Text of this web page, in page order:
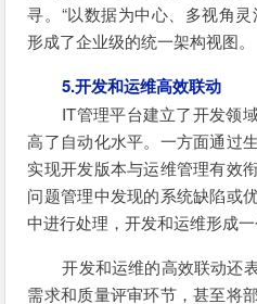
寻。“以数据为中心、多视角灵
形成了企业级的统一架构视图。
5.开发和运维高效联动
IT管理平台建立了开发领
高了自动化水平。一方面通过
实现开发版本与运维管理有效
问题管理中发现的系统缺陷或
中进行处理，开发和运维形成一
开发和运维的高效联动还
需求和质量评审环节，甚至将